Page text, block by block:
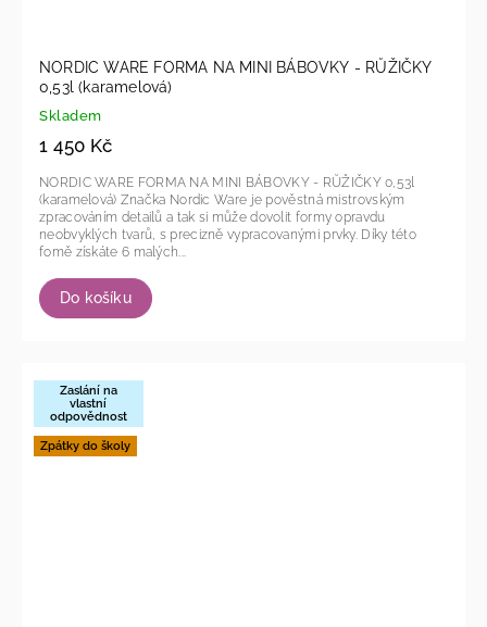
NORDIC WARE FORMA NA MINI BÁBOVKY - RŮŽIČKY
0,53l (karamelová)
Skladem
1 450 Kč
Do košíku
NORDIC WARE FORMA NA MINI BÁBOVKY - RŮŽIČKY 0,53l
(karamelová) Značka Nordic Ware je pověstná mistrovským
zpracováním detailů a tak si může dovolit formy opravdu
neobvyklých tvarů, s precizně vypracovanými prvky. Díky této
fomě získáte 6 malých...
Zaslání na
vlastní
odpovědnost
Zpátky do školy